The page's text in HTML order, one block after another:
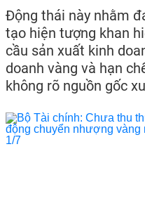
Động thái này nhằm
tạo hiện tượng khan
cầu sản xuất kinh
doanh vàng và hạn
không rõ nguồn gốc